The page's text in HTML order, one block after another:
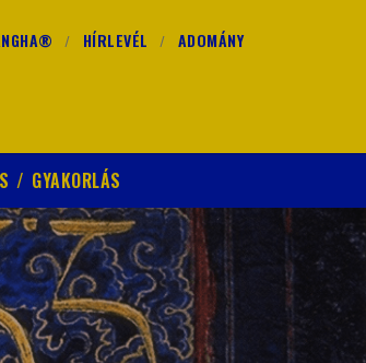
HÍRLEVÉL ADOMÁNY
/ GYAKORLÁS